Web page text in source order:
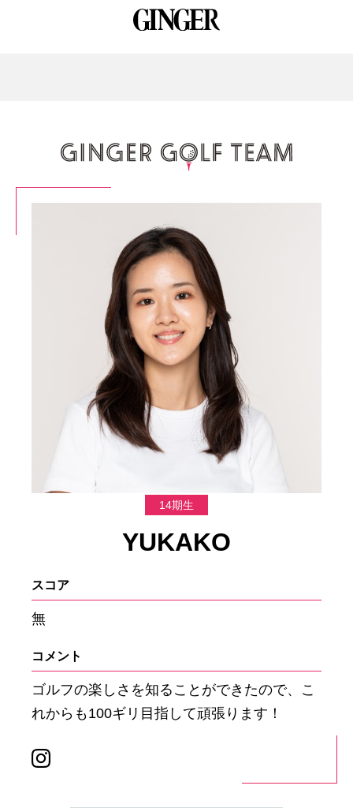
14期生
YUKAKO
スコア
無
コメント
ゴルフの楽しさを知ることができたので、こ
れからも100ギリ目指して頑張ります！